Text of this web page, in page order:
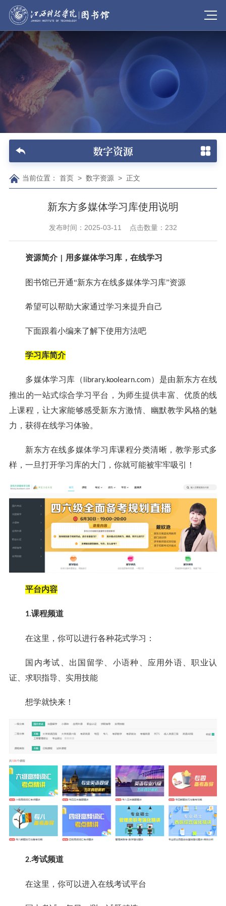
数字资源
当前位置： 首页> 数字资源> 正文
新东方多媒体学习库使用说明
发布时间：2025-03-11 点击数量： 232
资源简介 用多媒体学习库，在线学习
图书馆已开通“新东方在线多媒体学习库”资源
希望可以帮助大家通过学习来提升自己
下面跟着小编来了解下使用方法吧
学习库简介
多媒体学习库（ library.koolearn.com）是由新东方在线
推出的一站式综合学习平台，为师生提供丰富、优质的线
上课程，让大家能够感受新东方激情、幽默教学风格的魅
力，获得在线学习体验。
新东方在线多媒体学习库课程分类清晰，教学形式多
样，一旦打开学习库的大门，你就可能被牢牢吸引！
平台内容
1.课程频道
在这里，你可以进行各种花式学习：
国内考试、出国留学、小语种、应用外语、职业认
证、求职指导、实用技能
想学就快来！
2.考试频道
在这里，你可以进入在线考试平台